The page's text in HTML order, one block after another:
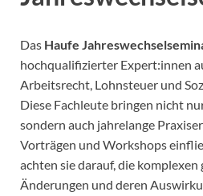
Das Haufe
hochqualifizierter Expert:innen
Arbeitsrecht, Lohnsteuer und
Diese Fachleute bringen nicht
sondern auch jahrelange
Vorträgen und Workshops
achten sie darauf, die komplexen
Änderungen und deren